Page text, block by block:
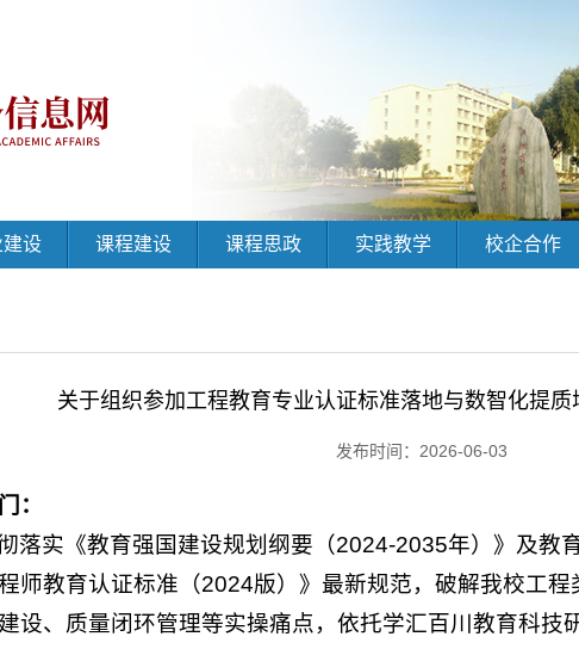
设 课程建设 课程思政 实践教学 校企合作
关于组织参加工程教育专业认证标准落地与数智化提质
发布时间：2026-06-03
：
落实《教育强国建设规划纲要（2024-2035年）》及教
师教育认证标准（2024版）》最新规范，破解我校工
设、质量闭环管理等实操痛点，依托学汇百川教育科技